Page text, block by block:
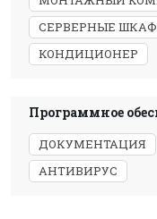
СЕРВЕРНЫЕ
КОНДИЦИОНЕР
Программное
ДОКУМЕНТАЦИЯ
АНТИВИРУС